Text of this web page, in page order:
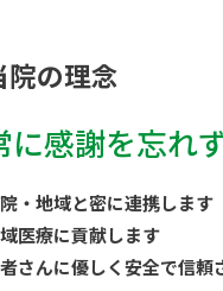
院の理念
に感謝を忘れ
・地域と密に連携します
医療に貢献します
さんに優しく安全で信